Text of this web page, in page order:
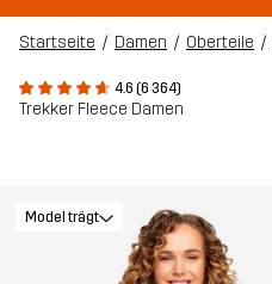
Startseite Damen Oberteile
4.6 (6 364)
Trekker Fleece Damen
Model trägt